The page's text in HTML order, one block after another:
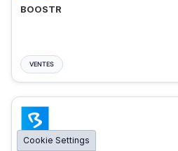
BOOSTR
VENTES
BIGMARKER
Cookie Settings